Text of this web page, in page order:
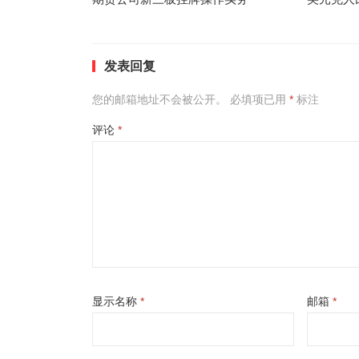
发表回复
您的邮箱地址不会被公开。 必填项已用 *标注
评论 *
显示名称 * 邮箱*